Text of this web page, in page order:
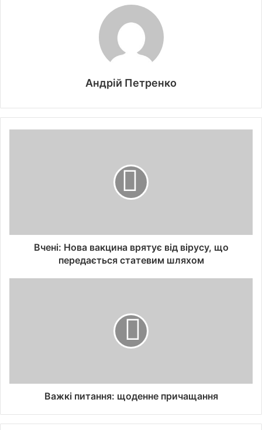
Андрій Петренко
Вчені: Нова вакцина врятує від вірусу, що
передається статевим шляхом
Важкі питання: щоденне причащання